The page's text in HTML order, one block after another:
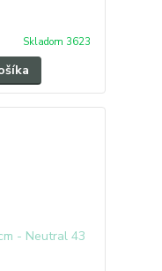
Skladom 3623